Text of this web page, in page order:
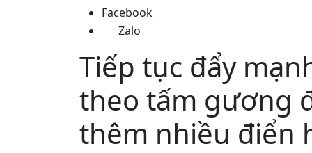
Facebook
Zalo
Tiếp tục đẩy
theo tấm gương
thêm nhiều điển